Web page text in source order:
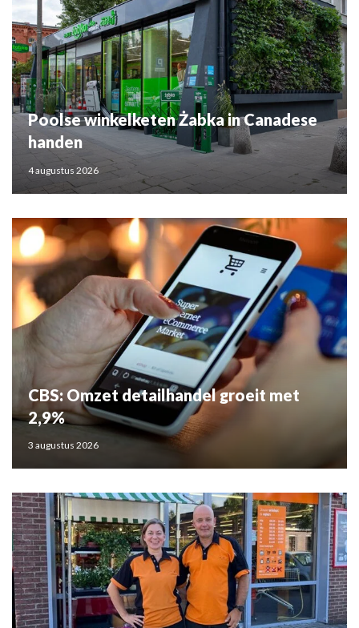
Poolse winkelketen Żabka in Canadese
handen
4 augustus 2026
CBS: Omzet detailhandel groeit met
2,9%
3 augustus 2026